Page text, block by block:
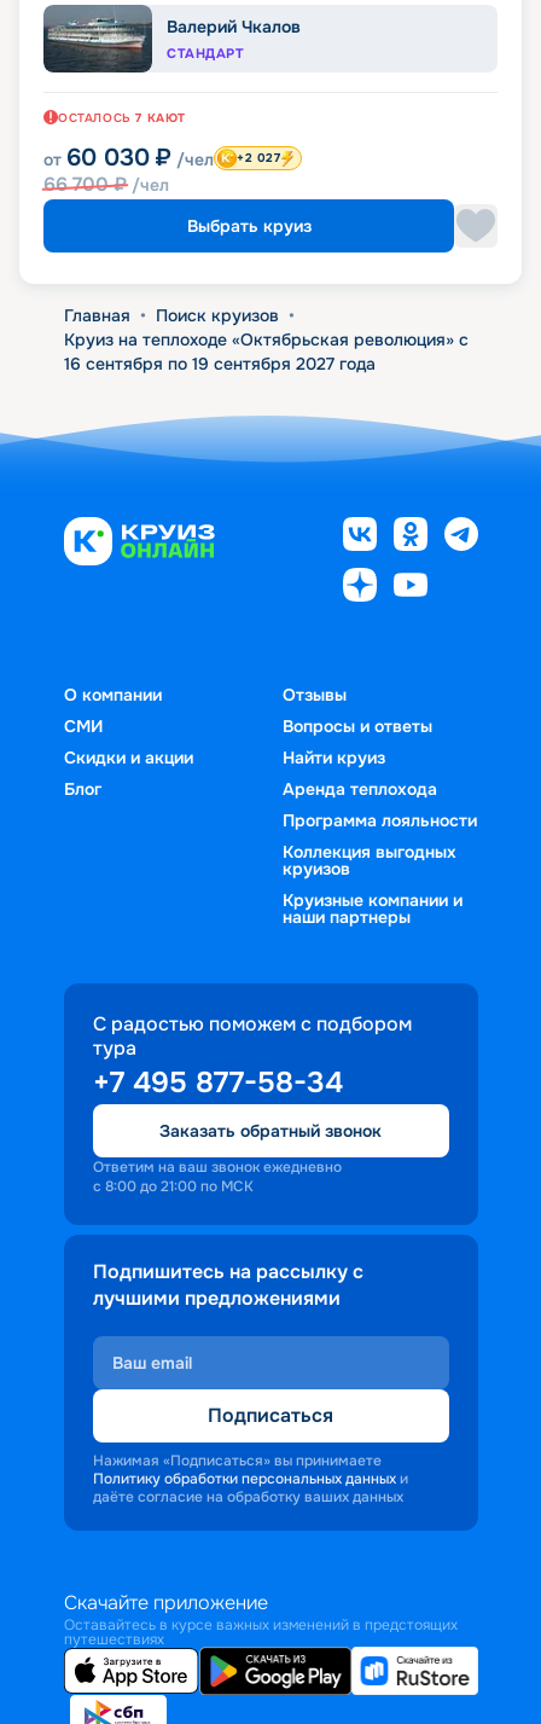
Валерий Чкалов
СТАНДАРТ
ОСТАЛОСЬ 7 КАЮТ
от 60 030 ₽ /чел
66 700₽ /чел
+2 027
Выбрать круиз
Главная • Поиск круизов •
Круиз на теплоходе «Октябрьская революция» с
16 сентября по 19 сентября 2027 года
О компании
СМИ
Скидки и акции
Блог
Отзывы
Вопросы и ответы
Найти круиз
Аренда теплохода
Программа лояльности
Коллекция выгодных
круизов
Круизные компании и
наши партнеры
С радостью поможем с подбором
тура
+7 495 877-58-34
Заказать обратный звонок
Ответим на ваш звонок ежедневно
с 8:00 до 21:00 по МСК
Подпишитесь на рассылку с
лучшими предложениями
Подписаться
Нажимая «Подписаться» вы принимаете
Политику обработки персональных данных и
даёте согласие на обработку ваших данных
Скачайте приложение
Оставайтесь в курсе важных изменений в предстоящих
путешествиях